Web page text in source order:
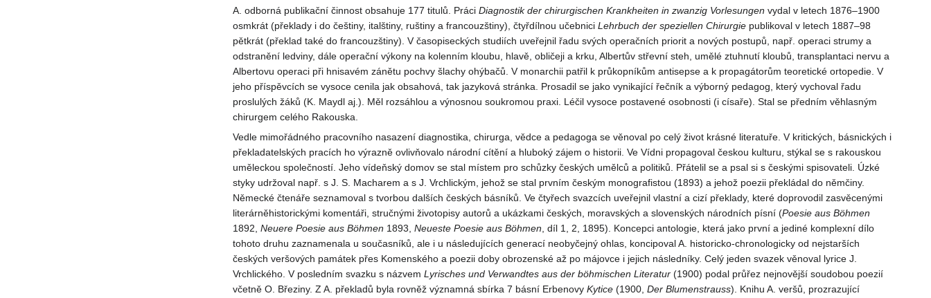
A. odborná publikační činnost obsahuje 177 titulů. Práci Diagnostik der chirurgischen Krankheiten in zwanzig Vorlesungen vydal v letech 1876–1900
osmkrát (překlady i do češtiny, italštiny, ruštiny a francouzštiny), čtyřdílnou učebnici Lehrbuch der speziellen Chirurgie publikoval v letech 1887–98
pětkrát (překlad také do francouzštiny). V časopiseckých studiích uveřejnil řadu svých operačních priorit a nových postupů, např. operaci strumy a
odstranění ledviny, dále operační výkony na kolenním kloubu, hlavě, obličeji a krku, Albertův střevní steh, umělé ztuhnutí kloubů, transplantaci nervu a
Albertovu operaci při hnisavém zánětu pochvy šlachy ohýbačů. V monarchii patřil k průkopníkům antisepse a k propagátorům teoretické ortopedie. V
jeho příspěvcích se vysoce cenila jak obsahová, tak jazyková stránka. Prosadil se jako vynikající řečník a výborný pedagog, který vychoval řadu
proslulých žáků (K. Maydl aj.). Měl rozsáhlou a výnosnou soukromou praxi. Léčil vysoce postavené osobnosti (i císaře). Stal se předním věhlasným
chirurgem celého Rakouska.
Vedle mimořádného pracovního nasazení diagnostika, chirurga, vědce a pedagoga se věnoval po celý život krásné literatuře. V kritických, básnických i
překladatelských pracích ho výrazně ovlivňovalo národní cítění a hluboký zájem o historii. Ve Vídni propagoval českou kulturu, stýkal se s rakouskou
uměleckou společností. Jeho vídeňský domov se stal místem pro schůzky českých umělců a politiků. Přátelil se a psal si s českými spisovateli. Úzké
styky udržoval např. s J. S. Macharem a s J. Vrchlickým, jehož se stal prvním českým monografistou (1893) a jehož poezii překládal do němčiny.
Německé čtenáře seznamoval s tvorbou dalších českých básníků. Ve čtyřech svazcích uveřejnil vlastní a cizí překlady, které doprovodil zasvěcenými
literárněhistorickými komentáři, stručnými životopisy autorů a ukázkami českých, moravských a slovenských národních písní (Poesie aus Böhmen
1892, Neuere Poesie aus Böhmen 1893, Neueste Poesie aus Böhmen , díl 1, 2, 1895). Koncepci antologie, která jako první a jediné komplexní dílo
tohoto druhu zaznamenala u současníků, ale i u následujících generací neobyčejný ohlas, koncipoval A. historicko-chronologicky od nejstarších
českých veršových památek přes Komenského a poezii doby obrozenské až po májovce i jejich následníky. Celý jeden svazek věnoval lyrice J.
Vrchlického. V posledním svazku s názvem Lyrisches und Verwandtes aus der böhmischen Literatur (1900) podal průřez nejnovější soudobou poezií
včetně O. Březiny. Z A. překladů byla rovněž významná sbírka 7 básní Erbenovy Kytice (1900, Der Blumenstrauss). Knihu A. veršů, prozrazující